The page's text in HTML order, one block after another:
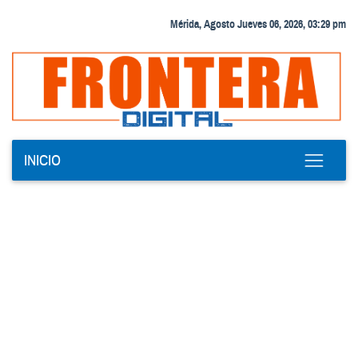
Mérida, Agosto Jueves 06, 2026, 03:29 pm
INICIO